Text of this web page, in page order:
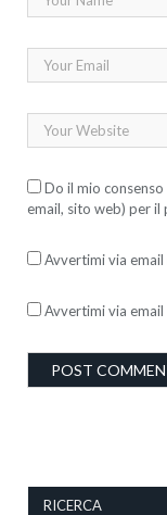
Do il mio
email, sito web) per il
Avvertimi via
Avvertimi via
RICERCA